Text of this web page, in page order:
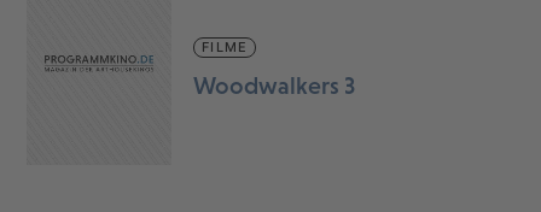
FILME
Woodwalkers 3